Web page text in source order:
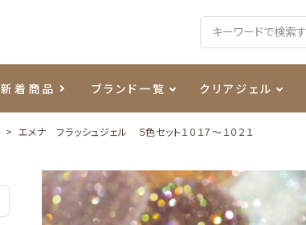
新着商品 ブランド一覧
プリアンファ
クリアジェル
テラコッタジェル
ピンセット・シザー・スパチュラ
パウダー・フレーク
エメナ フラッシュジェル ５色セット１０１７～１０２１